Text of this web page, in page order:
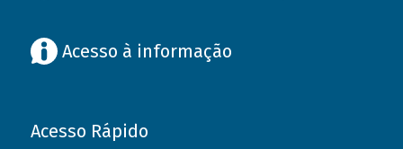
Acesso à informação
Acesso Rápido